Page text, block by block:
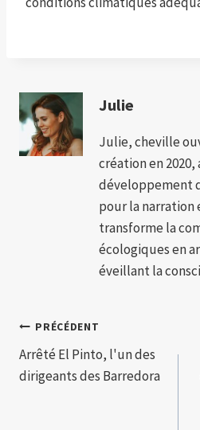
Julie
Julie, cheville
création en
développement
pour la narration
transforme la
écologiques en
éveillant la
Navigation
de
PRÉCÉDENT
Arrêté El Pinto, l'un des
dirigeants des Barredora